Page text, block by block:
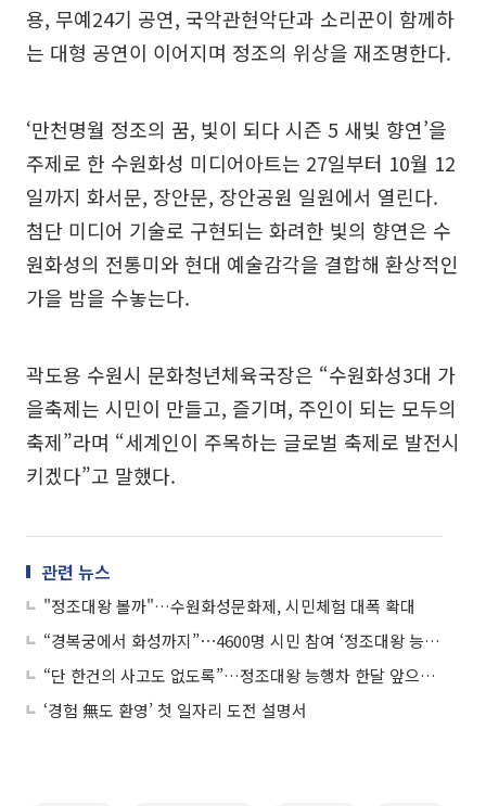
용, 무예24기 공연, 국악관현악단과 소리꾼이 함께하
는 대형 공연이 이어지며 정조의 위상을 재조명한다.
‘만천명월 정조의 꿈, 빛이 되다 시즌 5 새빛 향연’을
주제로 한 수원화성 미디어아트는 27일부터 10월 12
일까지 화서문, 장안문, 장안공원 일원에서 열린다.
첨단 미디어 기술로 구현되는 화려한 빛의 향연은 수
원화성의 전통미와 현대 예술감각을 결합해 환상적인
가을 밤을 수놓는다.
곽도용 수원시 문화청년체육국장은 “수원화성3대 가
을축제는 시민이 만들고, 즐기며, 주인이 되는 모두의
축제”라며 “세계인이 주목하는 글로벌 축제로 발전시
키겠다”고 말했다.
관련 뉴스
"정조대왕 볼까"…수원화성문화제, 시민체험 대폭 확대
“경복궁에서 화성까지”⋯4600명 시민 참여 ‘정조대왕 능행차’ 9월 열린다
“단 한건의 사고도 없도록”…정조대왕 능행차 한달 앞으로, 수원시 정조대왕 능행차 총력 준비
‘경험 無도 환영’ 첫 일자리 도전 설명서